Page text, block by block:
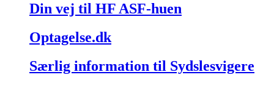
Din vej til HF ASF-huen
Optagelse.dk
Særlig information til Sydslesvigere